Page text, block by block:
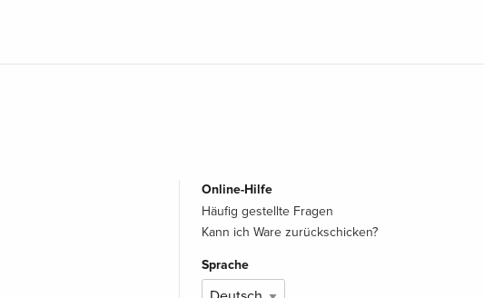
Online-Hilfe
Häufig gestellte Fragen
Kann ich Ware zurückschicken?
Sprache